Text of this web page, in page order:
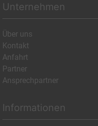
Unternehmen
Über uns
Kontakt
Anfahrt
Partner
Ansprechpartner
Informationen